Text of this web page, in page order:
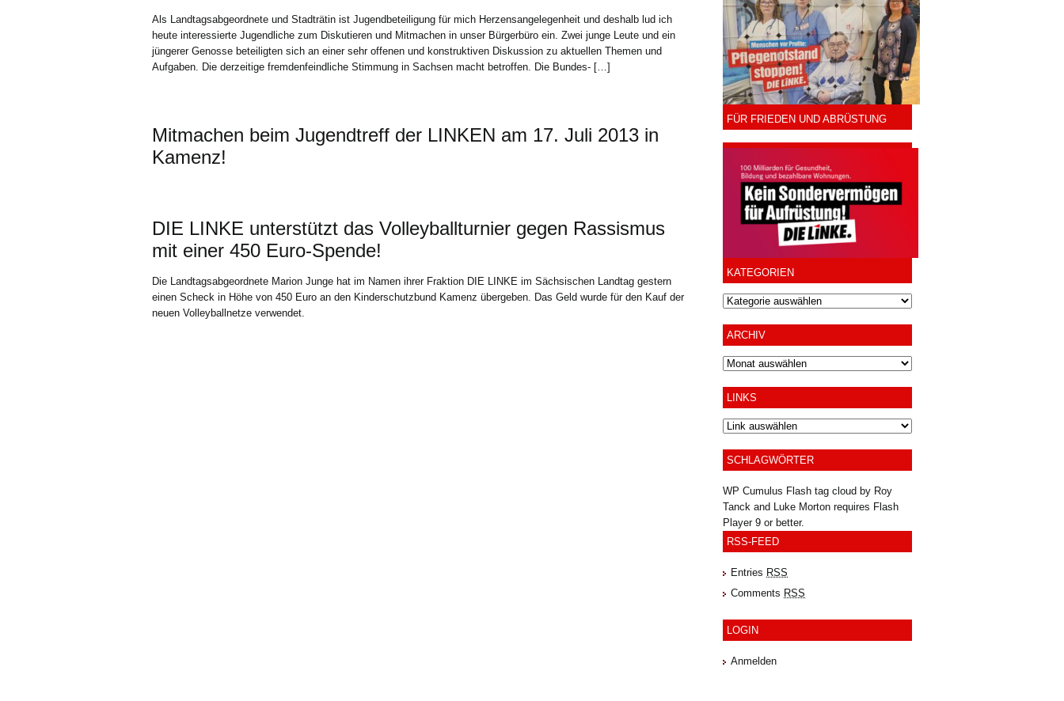
Als Landtagsabgeordnete und Stadträtin ist Jugendbeteiligung für mich Herzensangelegenheit und deshalb lud ich
heute interessierte Jugendliche zum Diskutieren und Mitmachen in unser Bürgerbüro ein. Zwei junge Leute und ein
jüngerer Genosse beteiligten sich an einer sehr offenen und konstruktiven Diskussion zu aktuellen Themen und
Aufgaben. Die derzeitige fremdenfeindliche Stimmung in Sachsen macht betroffen. Die Bundes- […]
Mitmachen beim Jugendtreff der LINKEN am 17. Juli 2013 in
Kamenz!
DIE LINKE unterstützt das Volleyballturnier gegen Rassismus
mit einer 450 Euro-Spende!
Die Landtagsabgeordnete Marion Junge hat im Namen ihrer Fraktion DIE LINKE im Sächsischen Landtag gestern
einen Scheck in Höhe von 450 Euro an den Kinderschutzbund Kamenz übergeben. Das Geld wurde für den Kauf der
neuen Volleyballnetze verwendet.
FÜR FRIEDEN UND ABRÜSTUNG
KATEGORIEN
ARCHIV
Archiv
LINKS
SCHLAGWÖRTER
WP Cumulus Flash tag cloud by Roy
Tanck and Luke Morton requires Flash
Player9 or better.
RSS-FEED
Entries RSS
Comments RSS
LOGIN
Anmelden